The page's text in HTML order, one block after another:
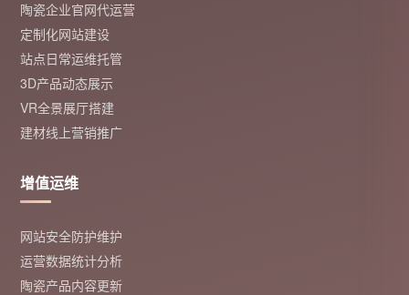
陶瓷企业官网代运营
定制化网站建设
站点日常运维托管
3D产品动态展示
VR全景展厅搭建
建材线上营销推广
增值运维
网站安全防护维护
运营数据统计分析
陶瓷产品内容更新